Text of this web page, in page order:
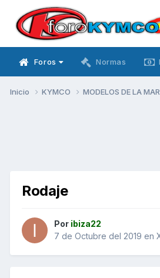
Foros Normas
Inicio KYMCO MODELOS DE LA
Rodaje
Por ibiza22
7 de Octubre del 2019 en